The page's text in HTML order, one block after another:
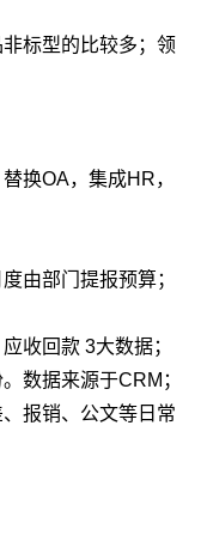
标型的比较多；领
换OA，集成HR，
由部门提报预算；
收回款 3大数据；
数据来源于CRM；
报销、公文等日常